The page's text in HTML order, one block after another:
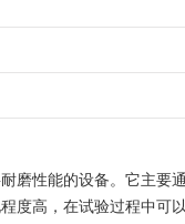
磨性能的设备。它主要
度高，在试验过程中可